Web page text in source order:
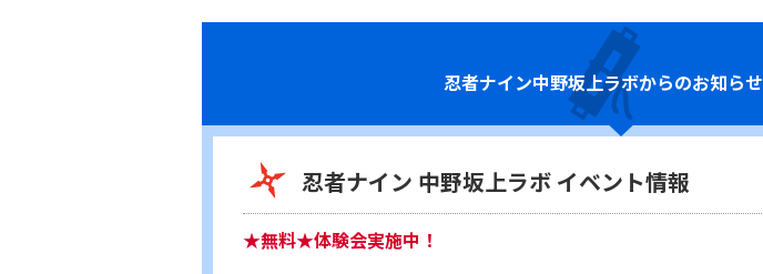
忍者ナイン中野坂上ラボからのお知らせ
忍者ナイン 中野坂上ラボ イベント情報
★無料★体験会実施中！